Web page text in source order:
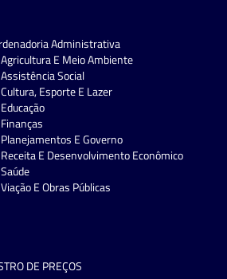
Administrativa
E Meio Ambiente
Social
Esporte E Lazer
E Governo
E Desenvolvimento Econômico
E Obras Públicas
DE PREÇOS